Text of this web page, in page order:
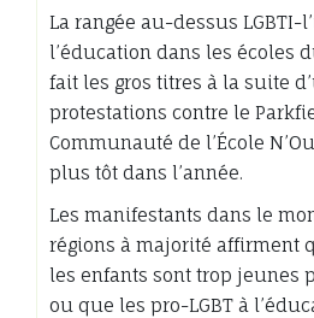
La rangée au-dessus LGBTI-
l’éducation dans les écoles
fait les gros titres à la suite
protestations contre le
Communauté de l’École
plus tôt dans l’année.
Les manifestants dans le
régions à majorité affirment
les enfants sont trop jeunes
ou que les pro-LGBT à